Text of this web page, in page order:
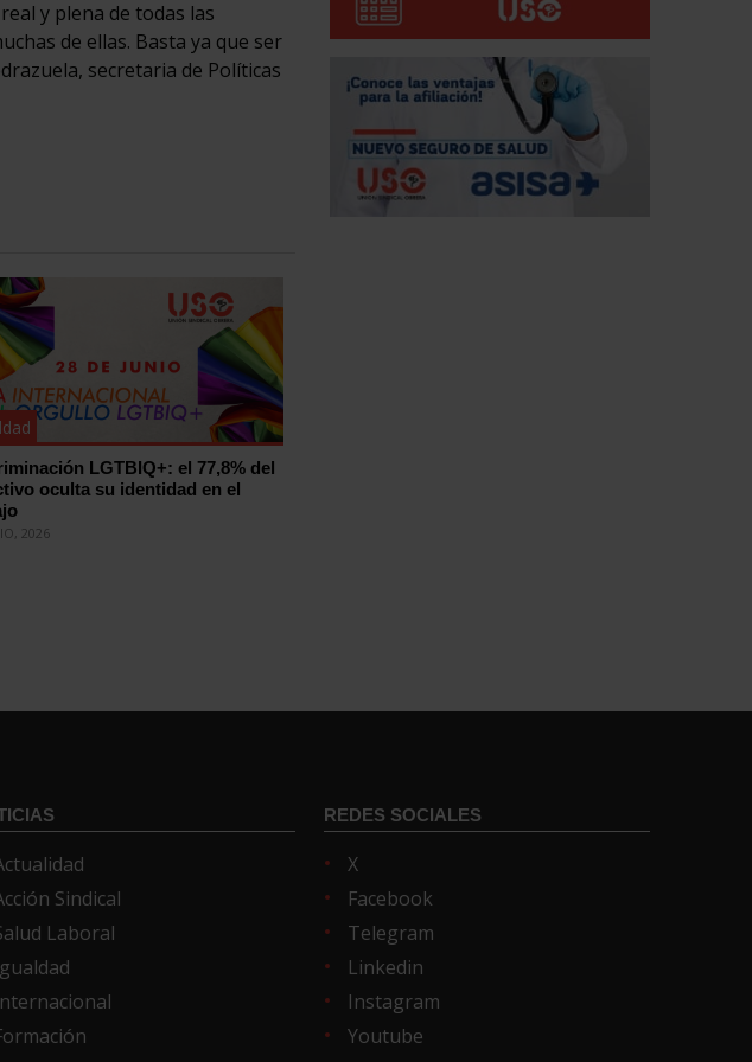
y plena de todas las
de ellas. Basta ya que ser
secretaria de Políticas
LGTBIQ+: el 77,8% del
oculta su identidad en el
2026
Sindical
Laboral
REDES SOCIALES
X
Facebook
Telegram
Linkedin
Instagram
Youtube